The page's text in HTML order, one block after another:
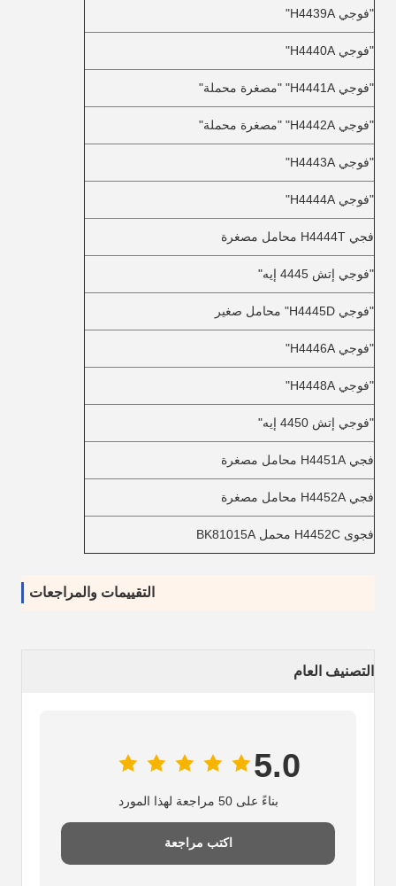
"فوجي H4439A"
"فوجي H4440A"
"فوجي H4441A" "مصغرة محملة"
"فوجي H4442A" "مصغرة محملة"
"فوجي H4443A"
"فوجي H4444A"
فجي H4444T محامل مصغرة
"فوجي إتش 4445 إيه"
"فوجي H4445D" محامل صغير
"فوجي H4446A"
"فوجي H4448A"
"فوجي إتش 4450 إيه"
فجي H4451A محامل مصغرة
فجي H4452A محامل مصغرة
فجوى H4452C محمل BK81015A
التقييمات والمراجعات
التصنيف العام
5.0
بناءً على 50 مراجعة لهذا المورد
اكتب مراجعة